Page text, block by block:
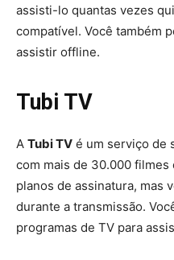
assisti-lo quantas vezes
compatível. Você também
assistir offline.
Tubi TV
A Tubi TV é um serviço de
com mais de 30.000 filmes
planos de assinatura, mas
durante a transmissão.
programas de TV para